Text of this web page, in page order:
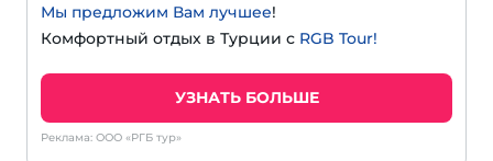
Мы предложим Вам лучшее!
Комфортный отдых в Турции с RGB Tour!
УЗНАТЬ БОЛЬШЕ
Реклама: ООО «РГБ тур»